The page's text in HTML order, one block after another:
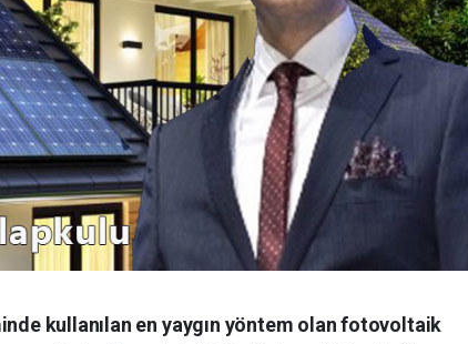
kullanılan en yaygın yöntem olan fotovoltaik